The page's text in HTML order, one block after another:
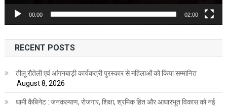
00:00 02:00
RECENT POSTS
तीलू रौतेली एवं आंगनबाड़ी कार्यकत्री पुरस्कार से महिलाओं को किया सम्मानित
August 8, 2026
धामी कैबिनेट : जनकल्याण, रोजगार, शिक्षा, श्रमिक हित और आधारभूत विकास को नई